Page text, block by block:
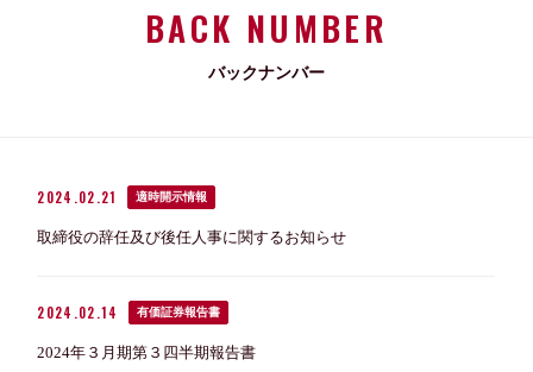
BACK NUMBER
バックナンバー
2024.02.21 適時開示情報
取締役の辞任及び後任人事に関するお知らせ
2024.02.14 有価証券報告書
2024年３月期第３四半期報告書